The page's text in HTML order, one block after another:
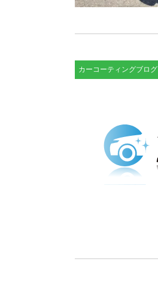
カーコーティングブログ